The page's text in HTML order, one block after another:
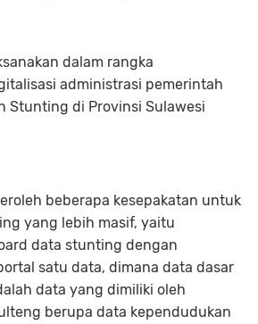
dalam rangka
administrasi pemerintah
Stunting di Provinsi Sulawesi
beberapa kesepakatan untuk
yang lebih masif, yaitu
data stunting dengan
satu data, dimana data dasar
data yang dimiliki oleh
berupa data kependudukan